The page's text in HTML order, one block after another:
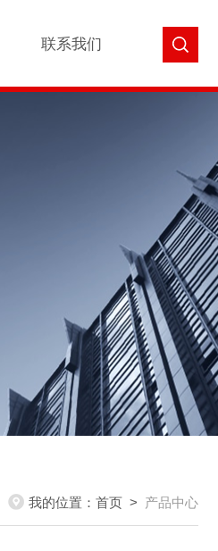
联系我们
我的位置： 首页 > 产品中心